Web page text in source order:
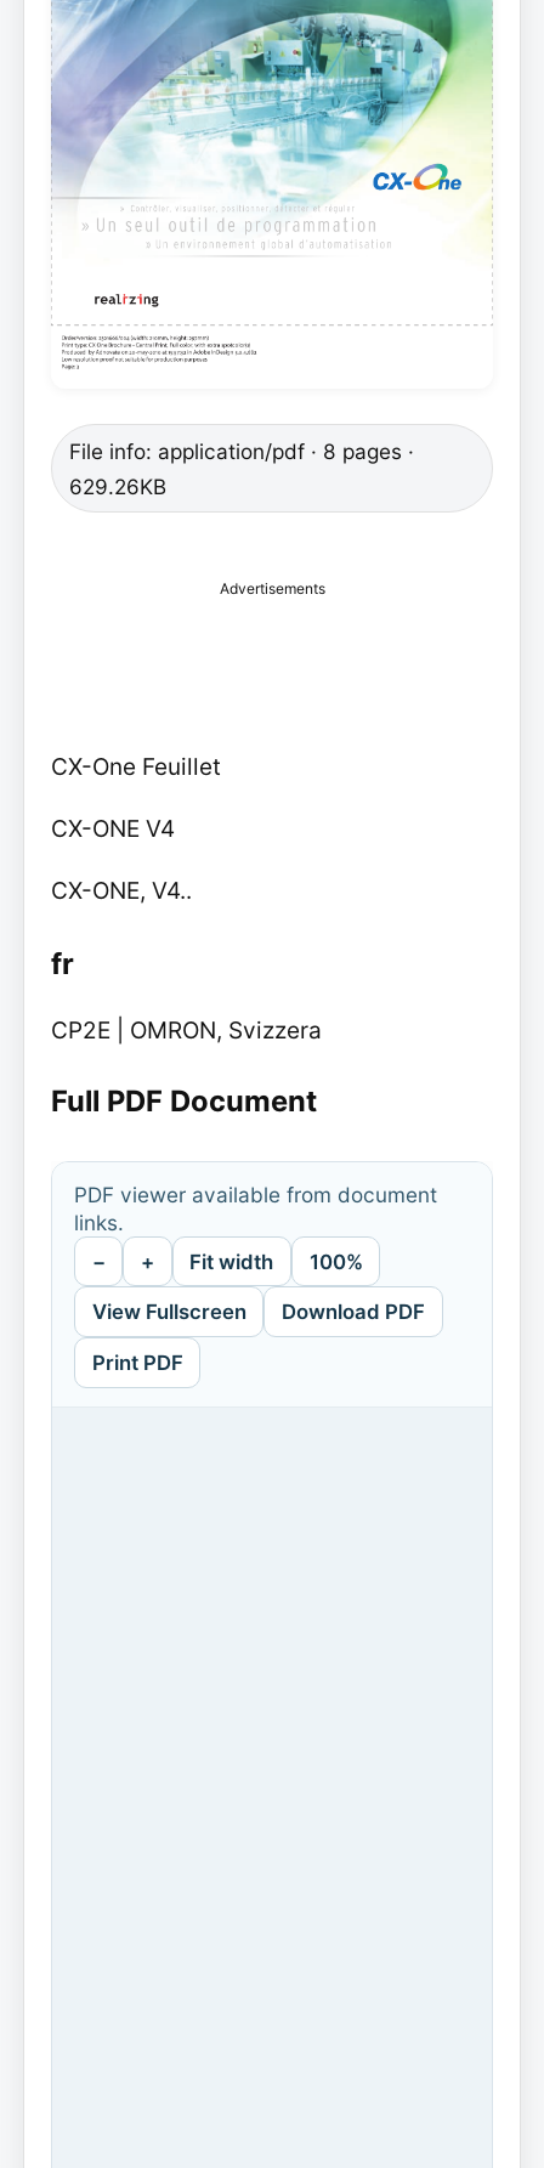
File info: application/pdf · 8 pages ·
629.26KB
Advertisements
CX-One Feuillet
CX-ONE V4
CX-ONE, V4..
fr
CP2E | OMRON, Svizzera
Full PDF Document
PDF viewer available from document
links.
− + Fit width 100%
View Fullscreen Download PDF
Print PDF